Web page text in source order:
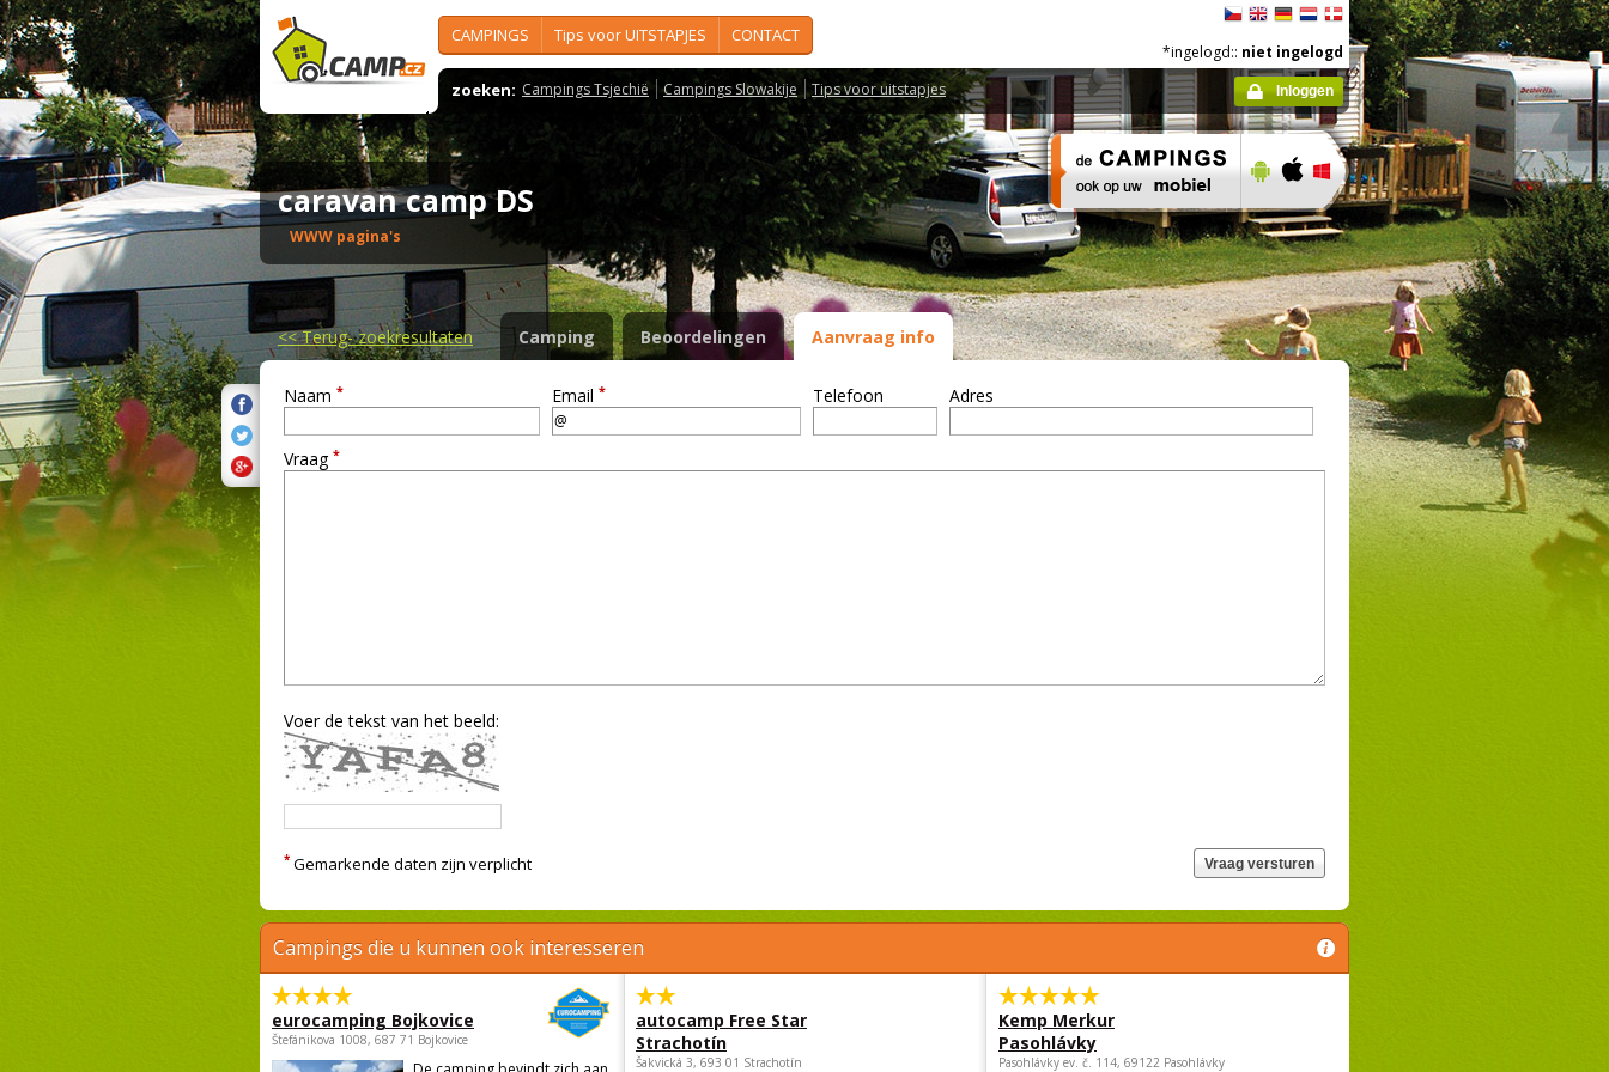
CAMPINGS Tips voor UITSTAPJES CONTACT
zoeken: Campings Tsjechië Campings Slowakije Tips voor uitstapjes
*ingelogd:: niet ingelogd
Inloggen
caravan camp DS
WWW pagina's
<<Terug- zoekresultaten Camping Beoordelingen Aanvraag info
Naam * Email * Telefoon Adres
Vraag *
Voer de tekst van het beeld:
* Gemarkende daten zijn verplicht
Campings die u kunnen ook interesseren
eurocamping Bojkovice
Štefánikova 1008, 687 71 Bojkovice
autocamp Free Star
Strachotín
Šakvická 3, 693 01 Strachotín
Kemp Merkur
Pasohlávky
Pasohlávky ev. č. 114, 69122 Pasohlávky